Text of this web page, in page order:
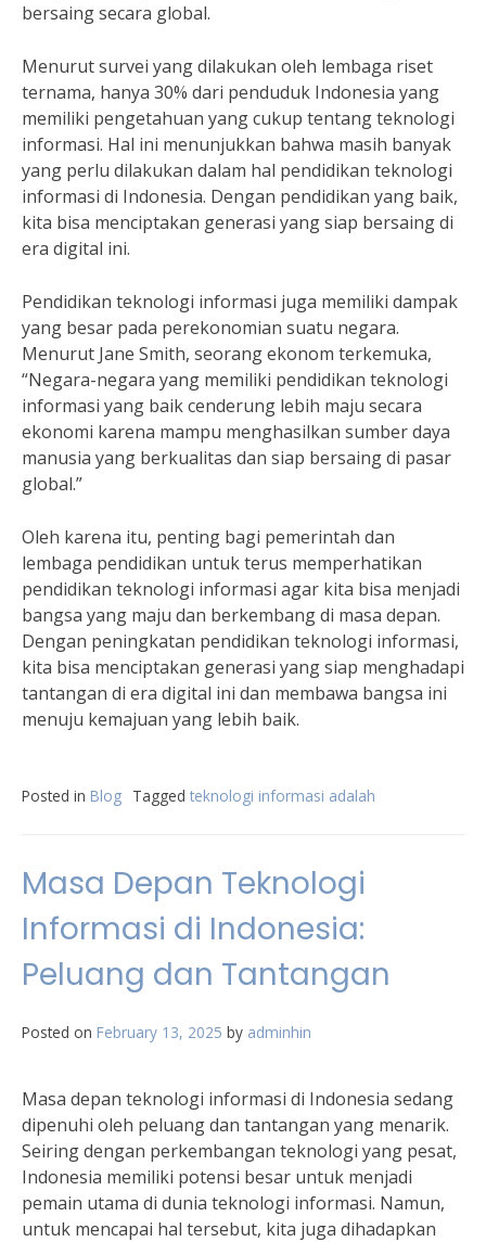
bersaing secara global.
Menurut survei yang dilakukan oleh lembaga riset
ternama, hanya 30% dari penduduk Indonesia yang
memiliki pengetahuan yang cukup tentang teknologi
informasi. Hal ini menunjukkan bahwa masih banyak
yang perlu dilakukan dalam hal pendidikan teknologi
informasi di Indonesia. Dengan pendidikan yang baik,
kita bisa menciptakan generasi yang siap bersaing di
era digital ini.
Pendidikan teknologi informasi juga memiliki dampak
yang besar pada perekonomian suatu negara.
Menurut Jane Smith, seorang ekonom terkemuka,
“Negara-negara yang memiliki pendidikan teknologi
informasi yang baik cenderung lebih maju secara
ekonomi karena mampu menghasilkan sumber daya
manusia yang berkualitas dan siap bersaing di pasar
global.”
Oleh karena itu, penting bagi pemerintah dan
lembaga pendidikan untuk terus memperhatikan
pendidikan teknologi informasi agar kita bisa menjadi
bangsa yang maju dan berkembang di masa depan.
Dengan peningkatan pendidikan teknologi informasi,
kita bisa menciptakan generasi yang siap menghadapi
tantangan di era digital ini dan membawa bangsa ini
menuju kemajuan yang lebih baik.
Posted in Blog Tagged teknologi informasi adalah
Masa Depan Teknologi
Informasi di Indonesia:
Peluang dan Tantangan
Posted on February 13, 2025 by adminhin
Masa depan teknologi informasi di Indonesia sedang
dipenuhi oleh peluang dan tantangan yang menarik.
Seiring dengan perkembangan teknologi yang pesat,
Indonesia memiliki potensi besar untuk menjadi
pemain utama di dunia teknologi informasi. Namun,
untuk mencapai hal tersebut, kita juga dihadapkan